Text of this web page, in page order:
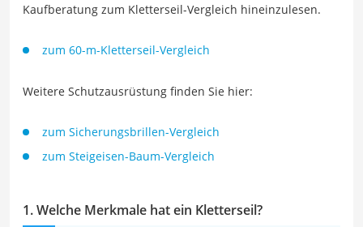
Kaufberatung zum Kletterseil-Vergleich hineinzulesen.
zum 60-m-Kletterseil-Vergleich
Weitere Schutzausrüstung finden Sie hier:
zum Sicherungsbrillen-Vergleich
zum Steigeisen-Baum-Vergleich
1. Welche Merkmale hat ein Kletterseil?